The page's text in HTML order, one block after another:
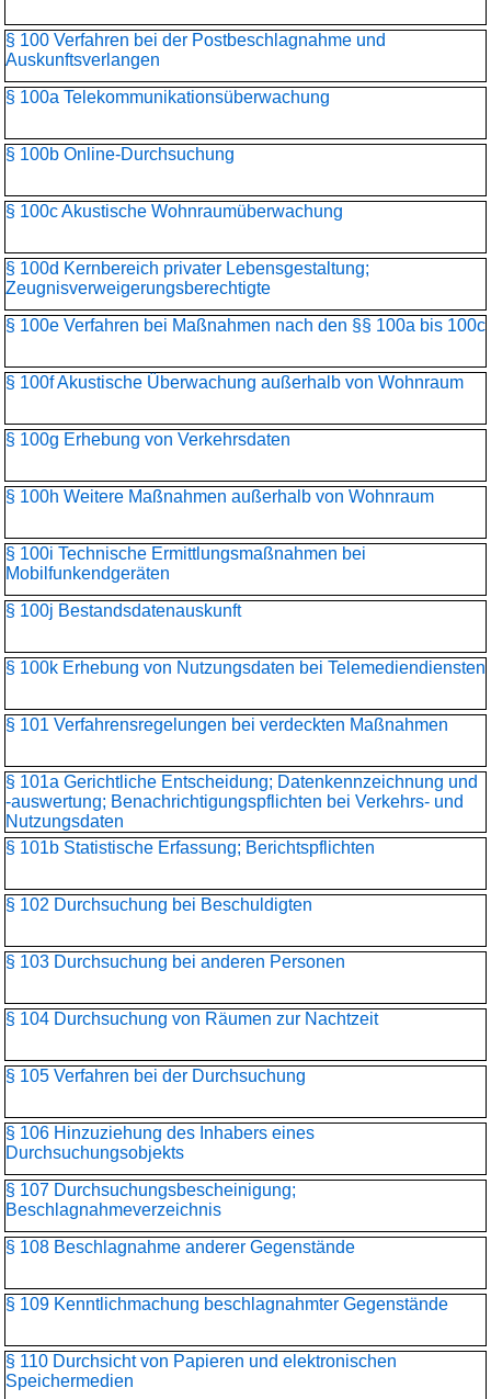
§ 100 Verfahren bei der Postbeschlagnahme und
Auskunftsverlangen
§ 100a Telekommunikationsüber­wachung
§ 100b Online-Durchsuchung
§ 100c Akustische Wohnraumüberwachung
§ 100d Kernbereich privater Lebensgestaltung;
Zeugnisverweigerungs­berechtigte
§ 100e Verfahren bei Maßnahmen nach den §§ 100a bis 100c
§ 100f Akustische Überwachung außerhalb von Wohnraum
§ 100g Erhebung von Verkehrsdaten
§ 100h Weitere Maßnahmen außerhalb von Wohnraum
§ 100i Technische Ermittlungsmaßnahmen bei
Mobilfunkendgeräten
§ 100j Bestandsdatenauskunft
§ 100k Erhebung von Nutzungsdaten bei Telemediendiensten
§ 101 Verfahrensregelungen bei verdeckten Maßnahmen
§ 101a Gerichtliche Entscheidung; Datenkennzeichnung und
-auswertung; Benachrichtigungspflichten bei Verkehrs- und
Nutzungsdaten
§ 101b Statistische Erfassung; Berichtspflichten
§ 102 Durchsuchung bei Beschuldigten
§ 103 Durchsuchung bei anderen Personen
§ 104 Durchsuchung von Räumen zur Nachtzeit
§ 105 Verfahren bei der Durchsuchung
§ 106 Hinzuziehung des Inhabers eines
Durchsuchungsobjekts
§ 107 Durchsuchungsbescheinigung;
Beschlagnahmeverzeichnis
§ 108 Beschlagnahme anderer Gegenstände
§ 109 Kenntlichmachung beschlagnahmter Gegenstände
§ 110 Durchsicht von Papieren und elektronischen
Speichermedien